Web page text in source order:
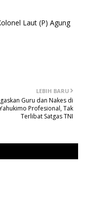
Laut (P) Agung
LEBIH BARU
Guru dan Nakes di
Profesional, Tak
Terlibat Satgas TNI